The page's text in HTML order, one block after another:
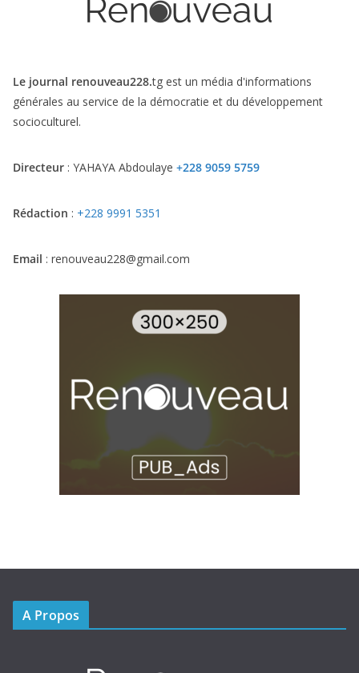
Le journal renouveau228.tg est un média d'informations
générales au service de la démocratie et du développement
socioculturel.
Directeur : YAHAYA Abdoulaye +228 9059 5759
Rédaction : +228 9991 5351
Email : renouveau228@gmail.com
A Propos